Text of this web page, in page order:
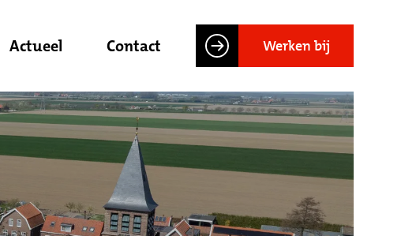
Actueel Contact Werken bij